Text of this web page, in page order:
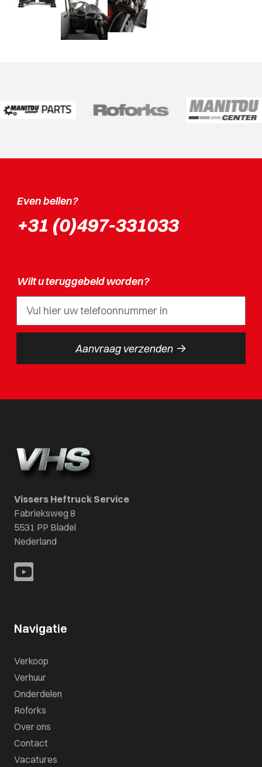
Even bellen?
+31 (0)497-331033
Wilt u teruggebeld worden?
Aanvraag verzenden ->
Vissers Heftruck Service
Fabrieksweg 8
5531 PP Bladel
Nederland
Navigatie
Verkoop
Verhuur
Onderdelen
Roforks
Over ons
Contact
Vacatures